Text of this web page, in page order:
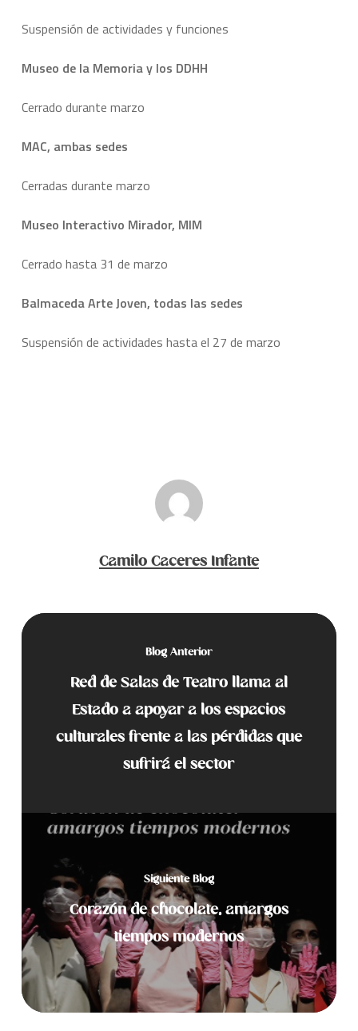
Suspensión de actividades y funciones
Museo de la Memoria y los DDHH
Cerrado durante marzo
MAC, ambas sedes
Cerradas durante marzo
Museo Interactivo Mirador, MIM
Cerrado hasta 31 de marzo
Balmaceda Arte Joven, todas las sedes
Suspensión de actividades hasta el 27 de marzo
Camilo Caceres Infante
Blog Anterior
Red de Salas de Teatro llama al
Estado a apoyar a los espacios
culturales frente a las pérdidas que
sufrirá el sector
Siguiente Blog
Corazón de chocolate, amargos
tiempos modernos